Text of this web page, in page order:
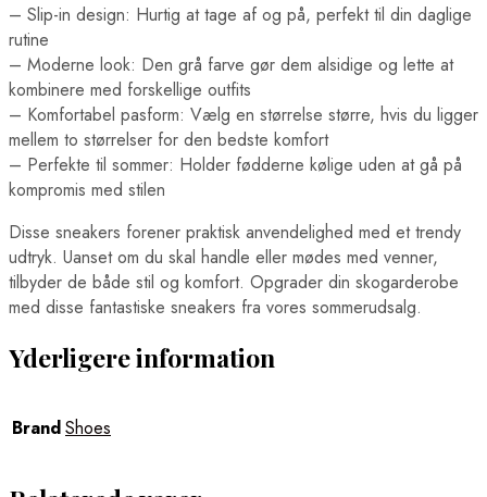
– Slip-in design: Hurtig at tage af og på, perfekt til din daglige
rutine
– Moderne look: Den grå farve gør dem alsidige og lette at
kombinere med forskellige outfits
– Komfortabel pasform: Vælg en størrelse større, hvis du ligger
mellem to størrelser for den bedste komfort
– Perfekte til sommer: Holder fødderne kølige uden at gå på
kompromis med stilen
Disse sneakers forener praktisk anvendelighed med et trendy
udtryk. Uanset om du skal handle eller mødes med venner,
tilbyder de både stil og komfort. Opgrader din skogarderobe
med disse fantastiske sneakers fra vores sommerudsalg.
Yderligere information
BrandShoes